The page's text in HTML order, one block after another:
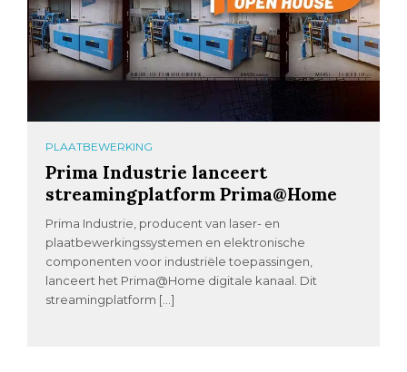
PLAATBEWERKING
Prima Industrie lanceert
streamingplatform Prima@Home
Prima Industrie, producent van laser- en
plaatbewerkingssystemen en elektronische
componenten voor industriële toepassingen,
lanceert het Prima@Home digitale kanaal. Dit
streamingplatform […]